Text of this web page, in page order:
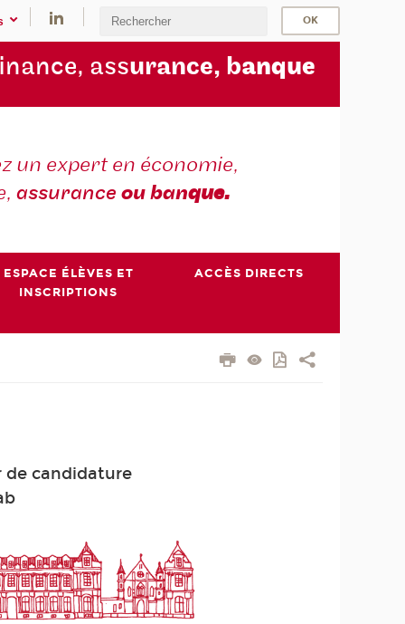
assurance, banque
un expert en économie,
assurance ou banque.
ESPACE ÉLÈVES ET
INSCRIPTIONS
ACCÈS DIRECTS
de candidature